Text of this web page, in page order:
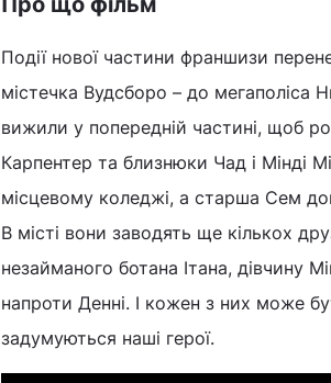
Події нової частини франшизи
містечка Вудсборо – до
вижили у попередній частині, щоб
Карпентер та близнюки Чад і Мінді
місцевому коледжі, а старша Сем
В місті вони заводять ще кількох
незайманого ботана Ітана, дівчину
напроти Денні. І кожен з них може
задумуються наші герої.